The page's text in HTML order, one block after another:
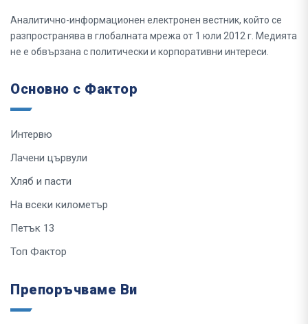
Аналитично-информационен електронен вестник, който се
разпространява в глобалната мрежа от 1 юли 2012 г. Медията
не е обвързана с политически и корпоративни интереси.
Основно с Фактор
Интервю
Лачени цървули
Хляб и пасти
На всеки километър
Петък 13
Топ Фактор
Препоръчваме Ви